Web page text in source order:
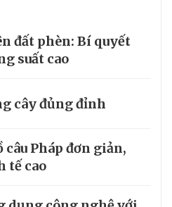
đất phèn: Bí quyết
suất cao
cây đủng đỉnh
Pháp đơn giản,
tế cao